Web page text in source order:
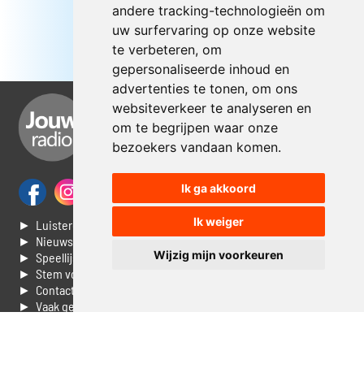
andere tracking-technologieën om
uw surfervaring op onze website
te verbeteren, om
gepersonaliseerde inhoud en
advertenties te tonen, om ons
websiteverkeer te analyseren en
om te begrijpen waar onze
bezoekers vandaan komen.
Ik ga akkoord
Ik weiger
Wijzig mijn voorkeuren
► Luisteren naar Jouwradio
► Nieuws
► Speellijst
► Stem voor de Dag top 3
► Contacteer ons
► Vaak gestelde vragen